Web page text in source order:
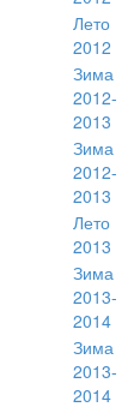
Лето
2012
Зима
2012-
2013
Зима
2012-
2013
Лето
2013
Зима
2013-
2014
Зима
2013-
2014